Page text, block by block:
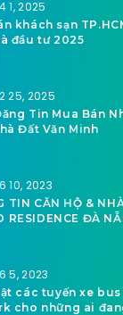
1, 2025
khách sạn
đầu tư 2025
25, 2025
Tin Mua Bán
Đất Văn Minh
10, 2023
TIN CĂN HỘ &
RESIDENCE ĐÀ
5, 2023
các tuyến xe
cho những ai